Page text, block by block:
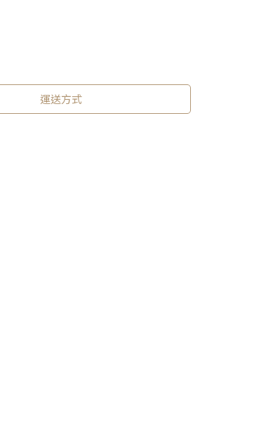
運送方式